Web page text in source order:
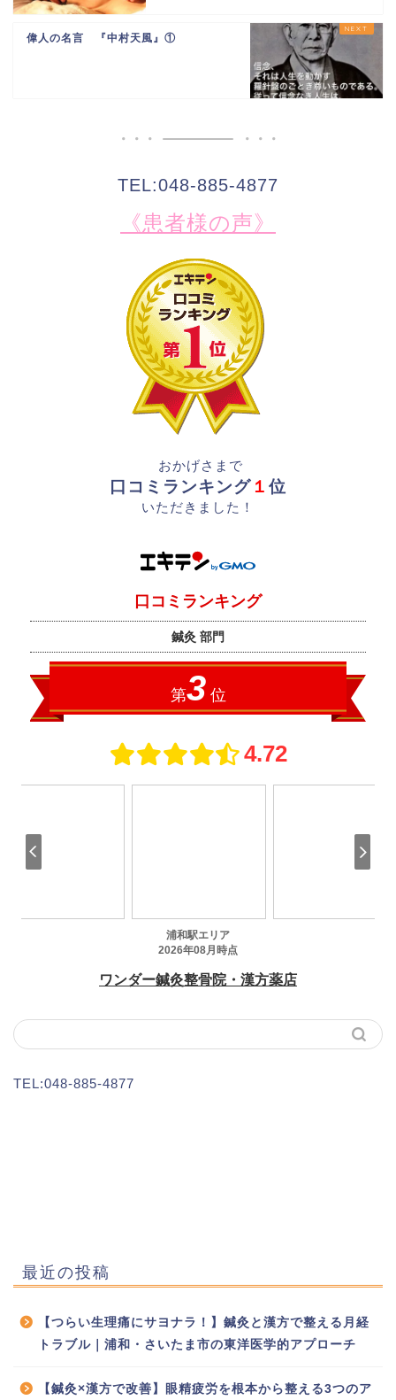
偉人の名言 『中村天風』①
TEL:048-885-4877
《患者様の声》
おかげさまで
口コミランキング １ 位
いただきました！
TEL:048-885-4877
最近の投稿
【つらい生理痛にサヨナラ！】鍼灸と漢方で整える月経
トラブル｜浦和・さいたま市の東洋医学的アプローチ
【鍼灸×漢方で改善】眼精疲労を根本から整える3つのア